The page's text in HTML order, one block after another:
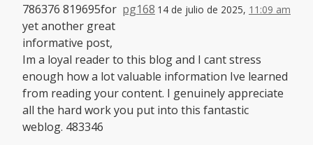
pg168 14 de julio de 2025, 11:09 am
786376 819695for
yet another great
informative post,
Im a loyal reader to this blog and I cant stress
enough how a lot valuable information Ive learned
from reading your content. I genuinely appreciate
all the hard work you put into this fantastic
weblog. 483346